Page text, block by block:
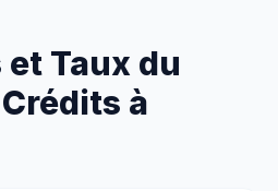
Taux du
à